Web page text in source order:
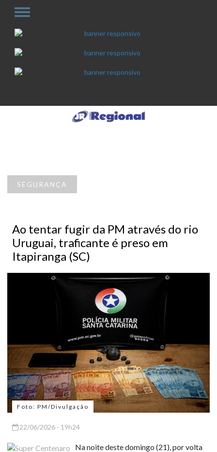
SEGURANÇA
Ao tentar fugir da PM através do rio
Uruguai, traficante é preso em
Itapiranga (SC)
Foto: PM/Divulgação
22/06/2026 - 19h24
Na noite deste domingo (21), por volta